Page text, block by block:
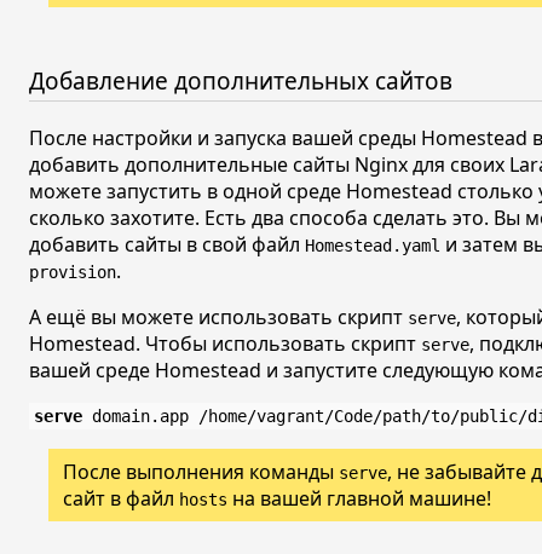
Добавление дополнительных сайтов
После настройки и запуска вашей среды Homestead
добавить дополнительные сайты Nginx для своих
можете запустить в одной среде Homestead столько
сколько захотите. Есть два способа сделать это. Вы
добавить сайты в свой файл Homestead.yaml и затем
provision.
А ещё вы можете использовать скрипт serve,
Homestead. Чтобы использовать скрипт serve,
вашей среде Homestead и запустите следующую
serve
После выполнения команды serve, не забывайте
сайт в файл hosts на вашей главной машине!